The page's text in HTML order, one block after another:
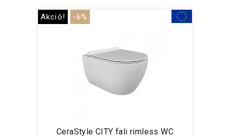
Akció! -6%
CeraStyle CITY fali rimless WC